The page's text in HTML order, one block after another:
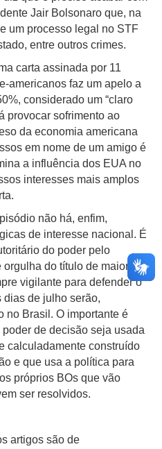
Jair Bolsonaro que, na
um processo legal no STF
entre outros crimes.
carta assinada por 11
americanos faz um apelo a
considerado um “claro
provocar sofrimento ao
da economia americana
em nome de um amigo é
a influência dos EUA no
interesses mais amplos
não há, enfim,
de interesse nacional. É
do poder pelo
do título de maior
vigilante para defender o
dias de julho serão,
no Brasil. O importante é
de decisão seja usada
calculadamente construído
e que usa a política para
próprios BOs que vão
ser resolvidos.
artigos são de